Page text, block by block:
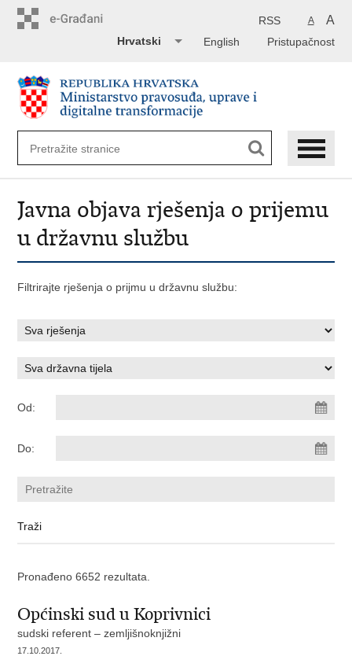
A A
RSS
Pristupačnost
English
Hrvatski
Javna objava rješenja o prijemu
u državnu službu
Filtrirajte rješenja o prijmu u državnu službu:
Od:
Do:
Pronađeno 6652 rezultata.
Općinski sud u Koprivnici
sudski referent – zemljišnoknjižni
17.10.2017.